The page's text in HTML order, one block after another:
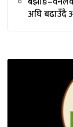
अघि बढाउँदै